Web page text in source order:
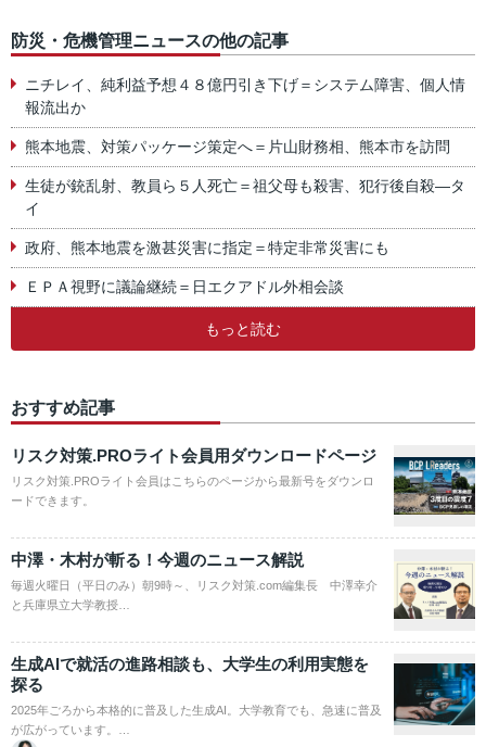
防災・危機管理ニュースの他の記事
ニチレイ、純利益予想４８億円引き下げ＝システム障害、個人情
報流出か
熊本地震、対策パッケージ策定へ＝片山財務相、熊本市を訪問
生徒が銃乱射、教員ら５人死亡＝祖父母も殺害、犯行後自殺―タ
イ
政府、熊本地震を激甚災害に指定＝特定非常災害にも
ＥＰＡ視野に議論継続＝日エクアドル外相会談
もっと読む
おすすめ記事
リスク対策.PROライト会員用ダウンロードページ
リスク対策.PROライト会員はこちらのページから最新号をダウンロ
ードできます。
中澤・木村が斬る！今週のニュース解説
毎週火曜日（平日のみ）朝9時～、リスク対策.com編集長 中澤幸介
と兵庫県立大学教授…
生成AIで就活の進路相談も、大学生の利用実態を
探る
2025年ごろから本格的に普及した生成AI。大学教育でも、急速に普及
が広がっています。…